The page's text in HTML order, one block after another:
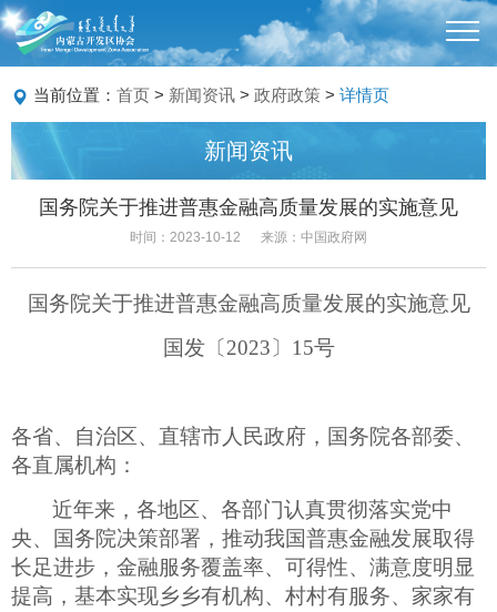
当前位置： 首页 > 新闻资讯 > 政府政策 > 详情页
新闻资讯
国务院关于推进普惠金融高质量发展的实施意见
时间：2023-10-12 来源：中国政府网
国务院关于推进普惠金融高质量发展的实施意见
国发〔 2023 〕 15号
各省、自治区、直辖市人民政府，国务院各部委、
各直属机构：
近年来，各地区、各部门认真贯彻落实党中
央、国务院决策部署，推动我国普惠金融发展取得
长足进步，金融服务覆盖率、可得性、满意度明显
提高，基本实现乡乡有机构、村村有服务、家家有